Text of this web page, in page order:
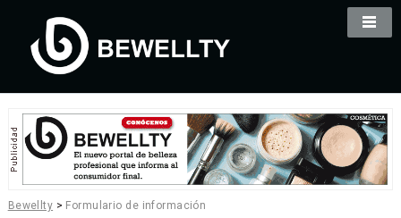
Bewellty > Formulario de información